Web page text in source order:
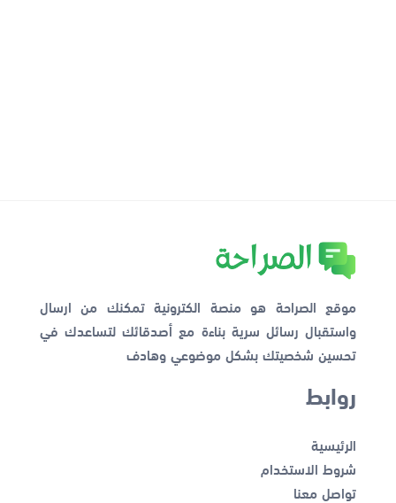
موقع الصراحة هو منصة الكترونية تمكنك من ارسال
واستقبال رسائل سرية بناءة مع أصدقائك لتساعدك في
تحسين شخصيتك بشكل موضوعي وهادف
روابط
الرئيسية
شروط الاستخدام
تواصل معنا